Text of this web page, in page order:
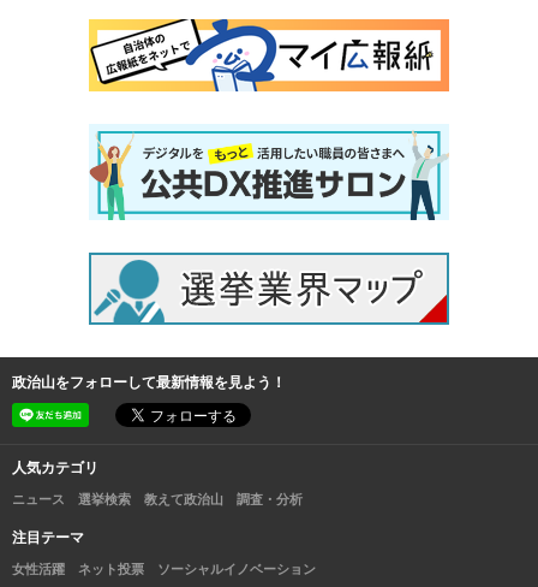
政治山をフォローして最新情報を見よう！
人気カテゴリ
ニュース 選挙検索 教えて政治山 調査・分析
注目テーマ
女性活躍 ネット投票 ソーシャルイノベーション